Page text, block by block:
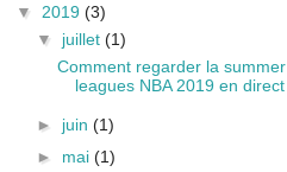
▼ 2019 (3)
▼ juillet (1)
Comment regarder la summer
leagues NBA 2019 en direct
► juin (1)
► mai (1)